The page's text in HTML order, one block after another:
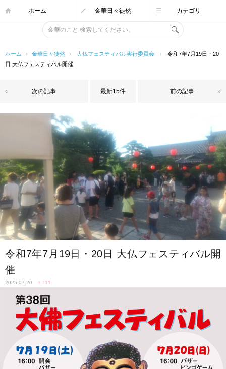
ホーム 金華日々徒然 カテゴリ
ホーム › 金華日々徒然 › 大仏フェスティバル実行委員会 ›
令和7年7月19日・20
日 大仏フェスティバル開催
次の記事
« 最新15件 前の記事 »
令和7年7月19日・20日 大仏フェスティバル開
催
2025.07.20 ♥ 711